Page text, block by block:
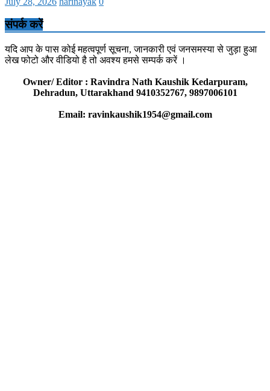
संपर्क करें
यदि आप के पास कोई महत्वपूर्ण सूचना, जानकारी एवं जनसमस्या से जुड़ा हुआ
लेख फोटो और वीडियो है तो अवश्य हमसे सम्पर्क करें ।
Owner/ Editor : Ravindra Nath Kaushik Kedarpuram,
Dehradun, Uttarakhand 9410352767, 9897006101
Email: ravinkaushik1954@gmail.com